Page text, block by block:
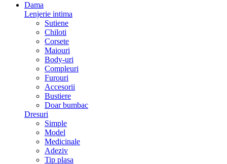
Dama
Lenjerie intima
Sutiene
Chiloti
Corsete
Maiouri
Body-uri
Compleuri
Furouri
Accesorii
Bustiere
Doar bumbac
Dresuri
Simple
Model
Medicinale
Adeziv
Tip plasa